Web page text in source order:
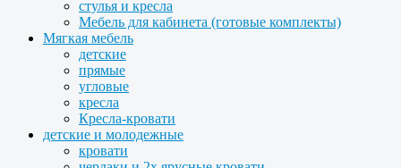
стулья и кресла
Мебель для кабинета (готовые комплекты)
Мягкая мебель
детские
прямые
угловые
кресла
Кресла-кровати
детские и молодежные
кровати